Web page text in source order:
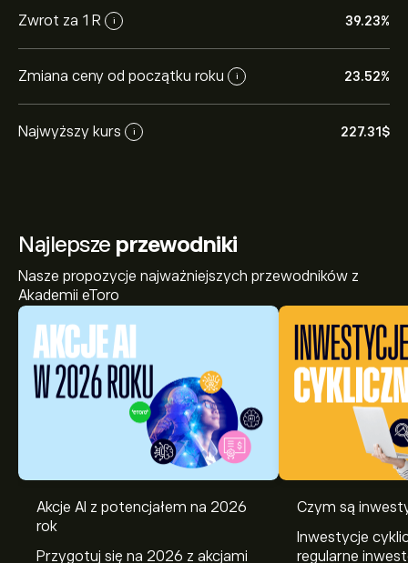
Zwrot za 1 R i 39.23%
Zmiana ceny od początku roku i 23.52%
Najwyższy kurs i 227.31‎$‎
Najlepsze przewodniki
Nasze propozycje najważniejszych przewodników z
Akademii eToro
Akcje AI z potencjałem na 2026
rok
Przygotuj się na 2026 z akcjami
Czym są
Inwestycje
regularne